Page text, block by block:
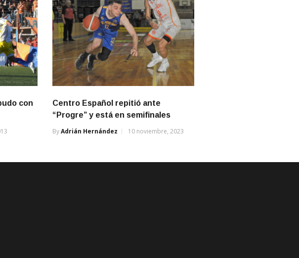
con
Centro Español repitió ante
“Progre” y está en semifinales
ByAdrián Hernández 10 noviembre, 2023